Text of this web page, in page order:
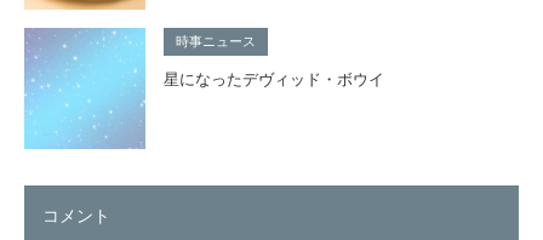
時事ニュース
星になったデヴィッド・ボウイ
コメント